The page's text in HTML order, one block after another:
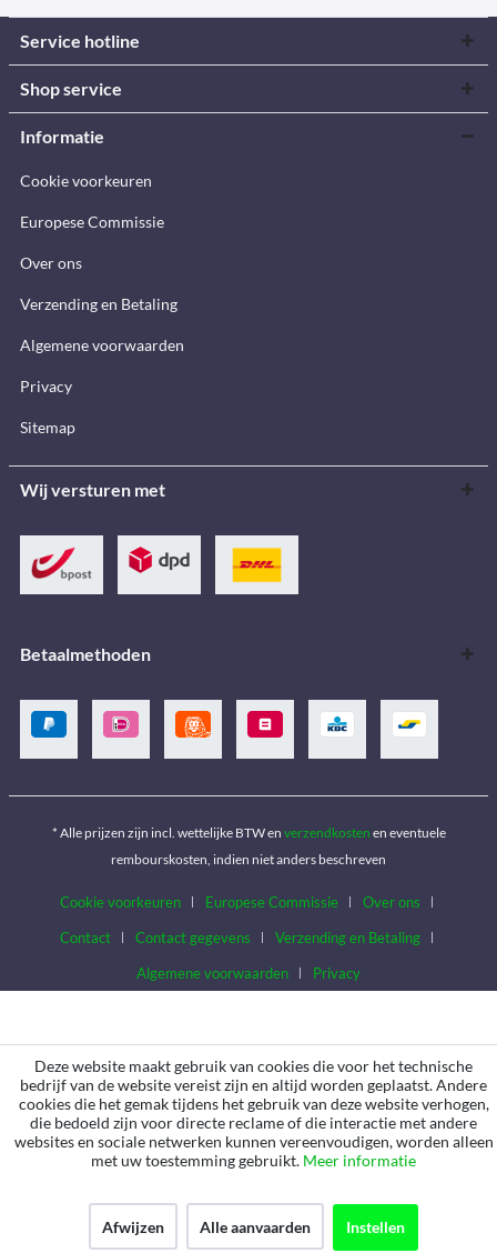
Service hotline
Shop service
Informatie
Cookie voorkeuren
Europese Commissie
Over ons
Verzending en Betaling
Algemene voorwaarden
Privacy
Sitemap
Wij versturen met
Betaalmethoden
* Alle prijzen zijn incl. wettelijke BTW en verzendkosten en eventuele
rembourskosten, indien niet anders beschreven
Cookie voorkeuren Europese Commissie
Over ons
Contact
Contact gegevens
Verzending en Betaling
Algemene voorwaarden
Privacy
Deze website maakt gebruik van cookies die voor het technische
bedrijf van de website vereist zijn en altijd worden geplaatst. Andere
cookies die het gemak tijdens het gebruik van deze website verhogen,
die bedoeld zijn voor directe reclame of die interactie met andere
websites en sociale netwerken kunnen vereenvoudigen, worden alleen
met uw toestemming gebruikt. Meer informatie
Afwijzen Alle aanvaarden Instellen